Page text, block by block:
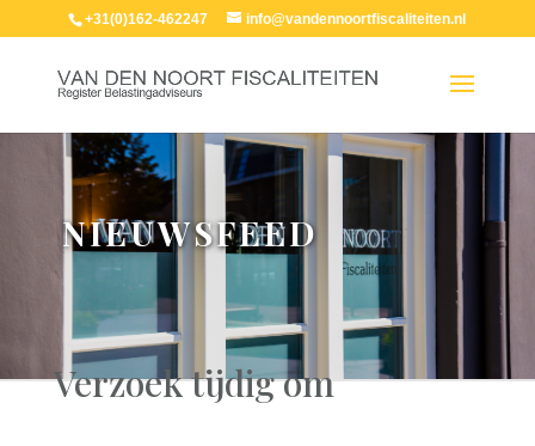
+31(0)162-462247 info@vandennoortfiscaliteiten.nl
NIEUWSFEED
Verzoek tijdig om